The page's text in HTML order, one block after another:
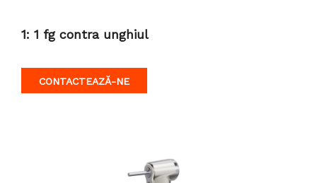
1: 1 fg contra unghiul
CONTACTEAZĂ-NE